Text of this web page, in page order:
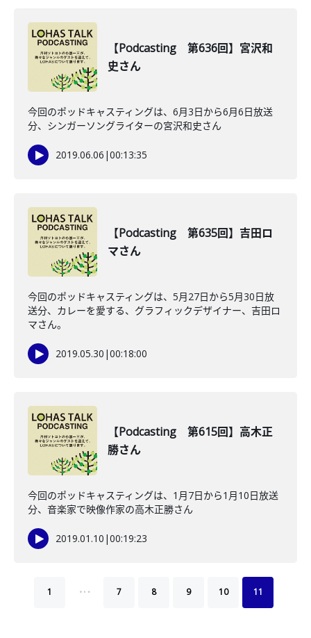
【Podcasting 第636回】宮沢和
史さん
今回のポッドキャスティングは、6月3日から6月6日放送
分、シンガーソングライターの宮沢和史さん
2019.06.06 |00:13:35
【Podcasting 第635回】吉田ロ
マさん
今回のポッドキャスティングは、5月27日から5月30日放
送分、カレーを愛する、グラフィックデザイナー、吉田ロ
マさん。
2019.05.30 |00:18:00
【Podcasting 第615回】高木正
勝さん
今回のポッドキャスティングは、1月7日から1月10日放送
分、音楽家で映像作家の高木正勝さん
2019.01.10 |00:19:23
1 … 7 8 9 10 11